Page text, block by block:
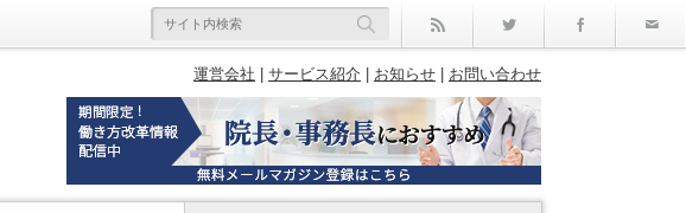
運営会社 サービス紹介 お知らせ お問い合わせ